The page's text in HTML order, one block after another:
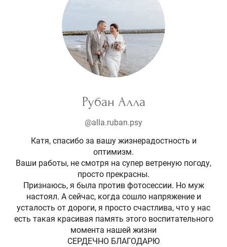
Рубан Алла
@alla.ruban.psy
Катя, спасибо за вашу жизнерадостность и
оптимизм.
Ваши работы, не смотря на супер ветреную погоду,
просто прекрасны.
Признаюсь, я была против фотосессии. Но муж
настоял. А сейчас, когда сошло напряжение и
усталость от дороги, я просто счастлива, что у нас
есть такая красивая память этого воспитательного
момента нашей жизни
СЕРДЕЧНО БЛАГОДАРЮ